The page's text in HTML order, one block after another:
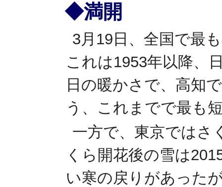
◆満開
3月19日、全国で最
これは1953年以降、
日の暖かさで、高知
う、これまでで最も
一方で、東京ではさ
くら開花後の雪は
い寒の戻りがあった